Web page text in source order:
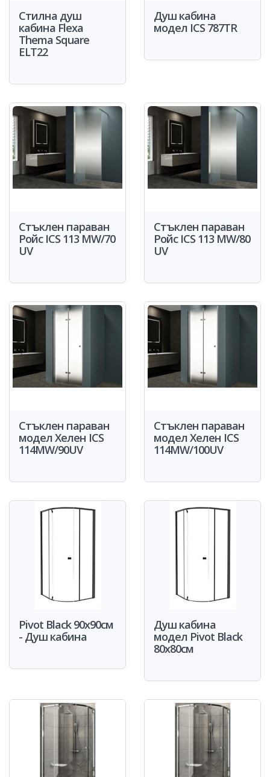
Стилна душ
кабина Flexa
Thema Square
ELT22
Душ кабина
модел ICS 787TR
Стъклен параван
Ройс ICS 113 MW/70
UV
Стъклен параван
Ройс ICS 113 MW/80
UV
Стъклен параван
модел Хелен ICS
114MW/90UV
Стъклен параван
модел Хелен ICS
114MW/100UV
Pivot Black 90x90см
- Душ кабина
Душ кабина
модел Pivot Black
80x80см